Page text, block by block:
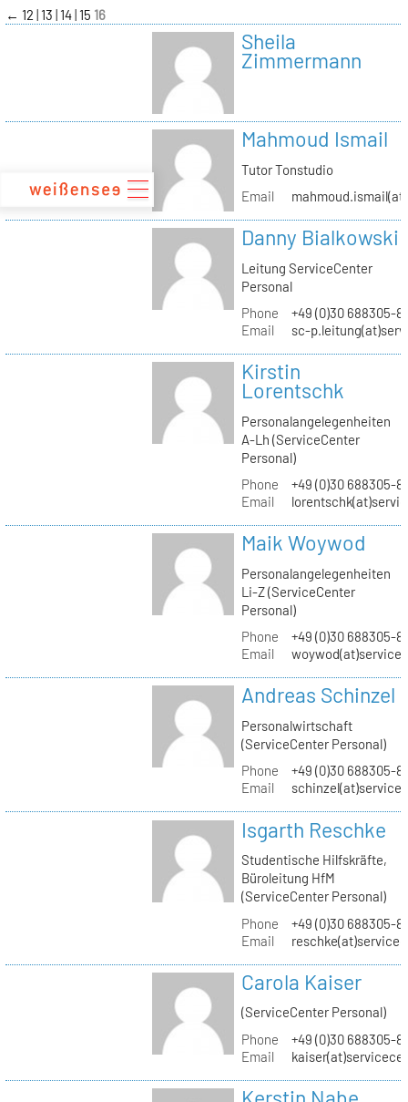
zum
Inhalt
← 12 13 14 15 16
Sheila
Zimmermann
Mahmoud Ismail
Tutor Tonstudio
Email
Danny Bialkowski
Leitung ServiceCenter
Personal
Phone
+49 (0)30 688305-
Email
sc-
Kirstin
Lorentschk
Personalangelegenheiten
A-Lh (ServiceCenter
Personal)
Phone
+49 (0)30 688305-
Email
Maik Woywod
Personalangelegenheiten
Li-Z (ServiceCenter
Personal)
Phone
+49 (0)30 688305-
Email
Andreas Schinzel
Personalwirtschaft
(ServiceCenter Personal)
Phone
+49 (0)30 688305-
Email
Isgarth Reschke
Studentische Hilfskräfte,
Büroleitung HfM
(ServiceCenter Personal)
Phone
+49 (0)30 688305-
Email
Carola Kaiser
(ServiceCenter Personal)
Phone
+49 (0)30 688305-
Email